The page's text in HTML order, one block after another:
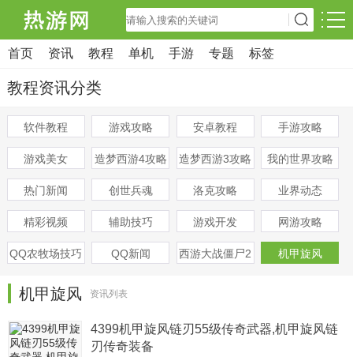
首页 资讯 教程 单机 手游 专题 标签
教程资讯分类
软件教程 游戏攻略 安卓教程 手游攻略
游戏美女 造梦西游4攻略 造梦西游3攻略 我的世界攻略
热门新闻 创世兵魂 洛克攻略 业界动态
精彩视频 辅助技巧 游戏开发 网游攻略
QQ农牧场技巧 QQ新闻 西游大战僵尸2 机甲旋风
机甲旋风 资讯列表
4399机甲旋风链刃55级传奇武器,机甲旋风链
刃传奇装备